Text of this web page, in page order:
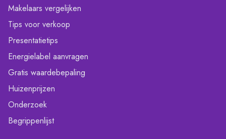
Makelaars vergelijken
Tips voor verkoop
Presentatietips
Energielabel aanvragen
Gratis waardebepaling
Huizenprijzen
Onderzoek
Begrippenlijst